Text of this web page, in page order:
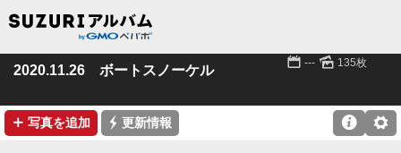
2020.11.26 ボートスノーケル 📅 --- 🌄 135枚
➕ 写真を追加 ⚡ 更新情報 ⚙
